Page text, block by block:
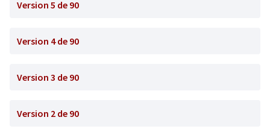
Version 5 de 90
Version 4 de 90
Version 3 de 90
Version 2 de 90